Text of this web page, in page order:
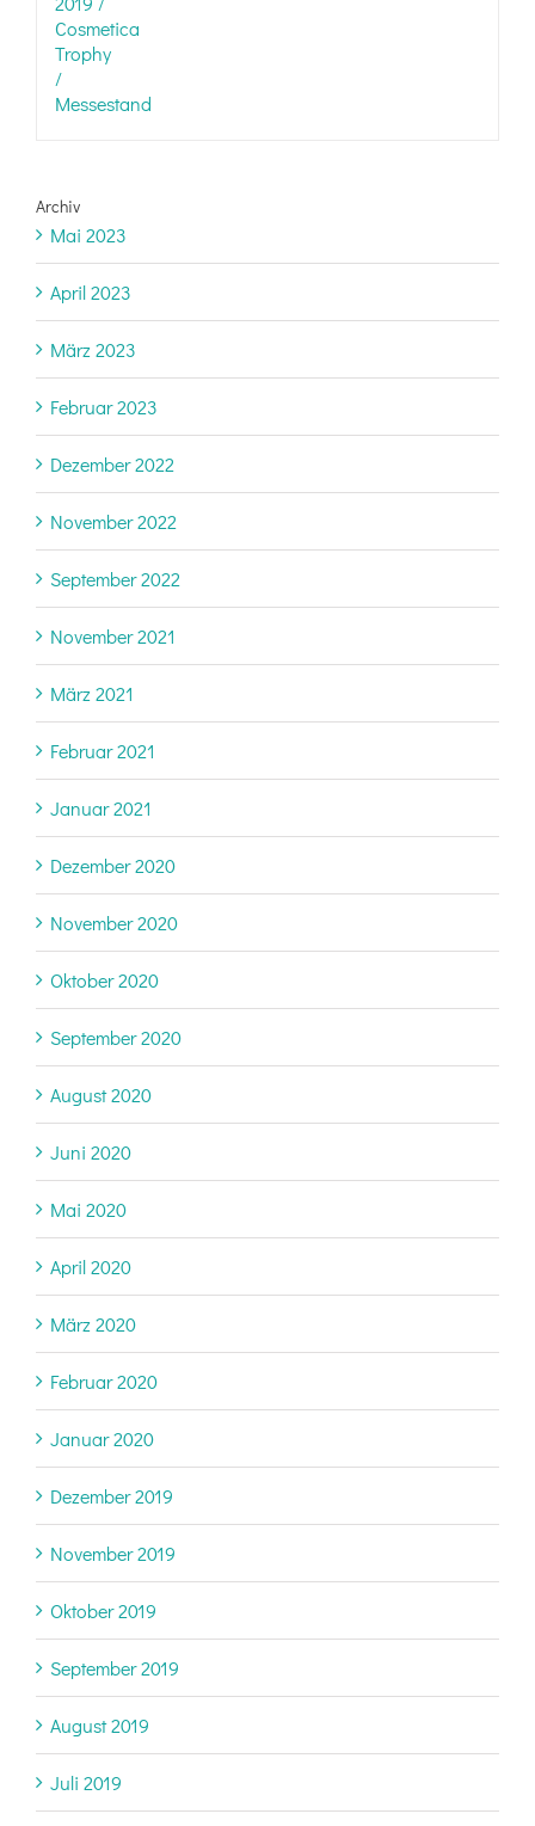
Archiv
Mai 2023
April 2023
März 2023
Februar 2023
Dezember 2022
November 2022
September 2022
November 2021
März 2021
Februar 2021
Januar 2021
Dezember 2020
November 2020
Oktober 2020
September 2020
August 2020
Juni 2020
Mai 2020
April 2020
März 2020
Februar 2020
Januar 2020
Dezember 2019
November 2019
Oktober 2019
September 2019
August 2019
Juli 2019